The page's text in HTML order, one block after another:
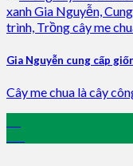
Gia Nguyễn cung cấp
Cây me chua là cây